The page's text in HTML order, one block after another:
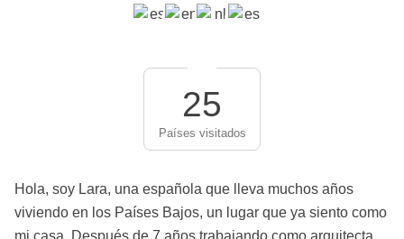
25
Países visitados
Hola, soy Lara, una española que lleva muchos años
viviendo en los Países Bajos, un lugar que ya siento como
mi casa. Después de 7 años trabajando como arquitecta,